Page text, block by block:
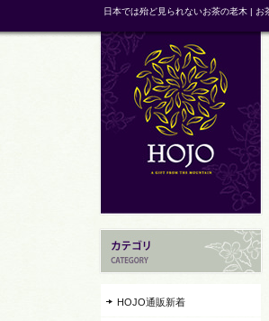
日本では殆ど見られないお茶の老木 | お
HOJO通販新着